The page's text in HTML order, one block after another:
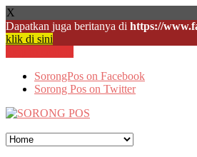
X
Dapatkan juga beritanya di https://
klik di sini
SorongPos on Facebook
Sorong Pos on Twitter